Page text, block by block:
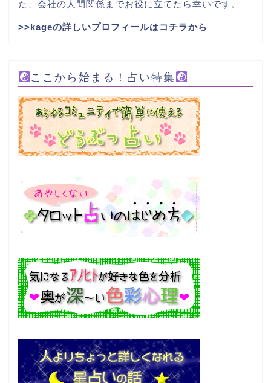
た、会社の人間関係までお役に立てたら幸いです。
>>kageの詳しいプロフィールはコチラから
ここから始まる！占い特集